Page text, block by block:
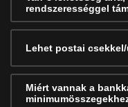
rendszerességgel
Lehet postai
Miért vannak a